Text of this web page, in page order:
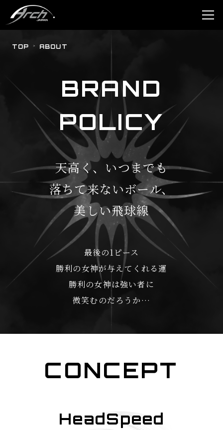
TOP ABOUT
BRAND
POLICY
天高く、いつまでも
落ちて来ないボール、
美しい飛球線
最後の1ピース
勝利の女神が与えてくれる運
勝利の女神は強い者に
微笑むのだろうか…
CONCEPT
HeadSpeed